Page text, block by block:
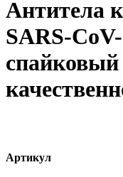
Антитела
SARS-
спайковый
Артикул